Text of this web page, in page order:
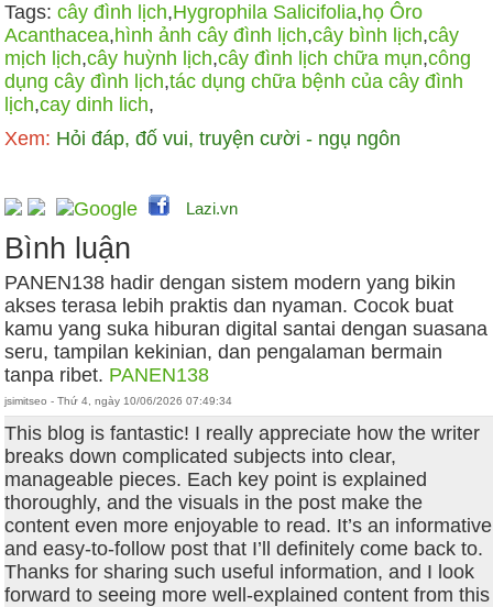
Tags:cây đình lịch,Hygrophila Salicifolia,họ Ôro
Acanthacea,hình ảnh cây đình lịch,cây bình lịch,cây
mịch lịch,cây huỳnh lịch,cây đình lịch chữa mụn,công
dụng cây đình lịch,tác dụng chữa bệnh của cây đình
lịch,cay dinh lich,
Xem: Hỏi đáp, đố vui, truyện cười - ngụ ngôn
Lazi.vn
Bình luận
PANEN138 hadir dengan sistem modern yang bikin
akses terasa lebih praktis dan nyaman. Cocok buat
kamu yang suka hiburan digital santai dengan suasana
seru, tampilan kekinian, dan pengalaman bermain
tanpa ribet. PANEN138
jsimitseo - Thứ 4, ngày 10/06/2026 07:49:34
This blog is fantastic! I really appreciate how the writer
breaks down complicated subjects into clear,
manageable pieces. Each key point is explained
thoroughly, and the visuals in the post make the
content even more enjoyable to read. It’s an informative
and easy-to-follow post that I’ll definitely come back to.
Thanks for sharing such useful information, and I look
forward to seeing more well-explained content from this